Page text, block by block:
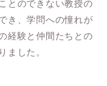
とのできない教授の
き、学問への憧れが
経験と仲間たちとの
ました。